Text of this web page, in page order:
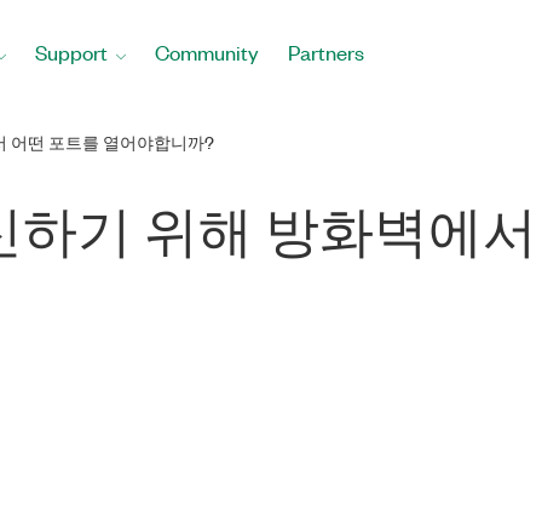
Support Community Partners
어떤 포트를 열어야합니까?
하기 위해 방화벽에